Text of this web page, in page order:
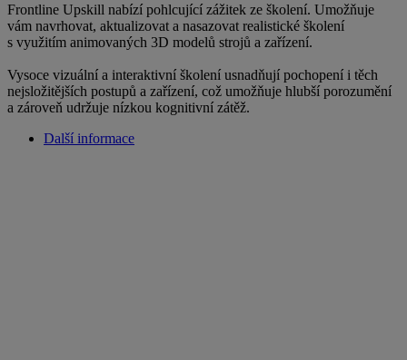
Frontline Upskill nabízí pohlcující zážitek ze školení. Umožňuje
vám navrhovat, aktualizovat a nasazovat realistické školení
s využitím animovaných 3D modelů strojů a zařízení.
Vysoce vizuální a interaktivní školení usnadňují pochopení i těch
nejsložitějších postupů a zařízení, což umožňuje hlubší porozumění
a zároveň udržuje nízkou kognitivní zátěž.
Další informace